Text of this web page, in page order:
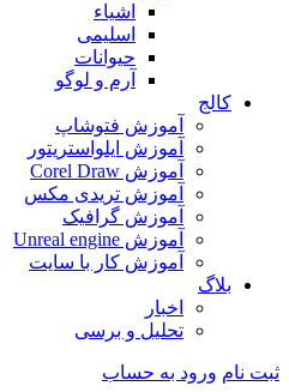
اشیاء
اسلیمی
حیوانات
آرم و لوگو
کالج
آموزش فتوشاپ
آموزش ایلواستریتور
آموزش Corel Draw
آموزش تریدی مکس
آموزش گرافیک
آموزش Unreal engine
آموزش کار با سایت
بلاگ
اخبار
تحلیل و برسی
ثبت نام ورود به حساب